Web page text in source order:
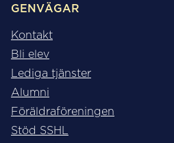
GENVÄGAR
Kontakt
Bli elev
Lediga tjänster
Alumni
Föräldraföreningen
Stöd SSHL